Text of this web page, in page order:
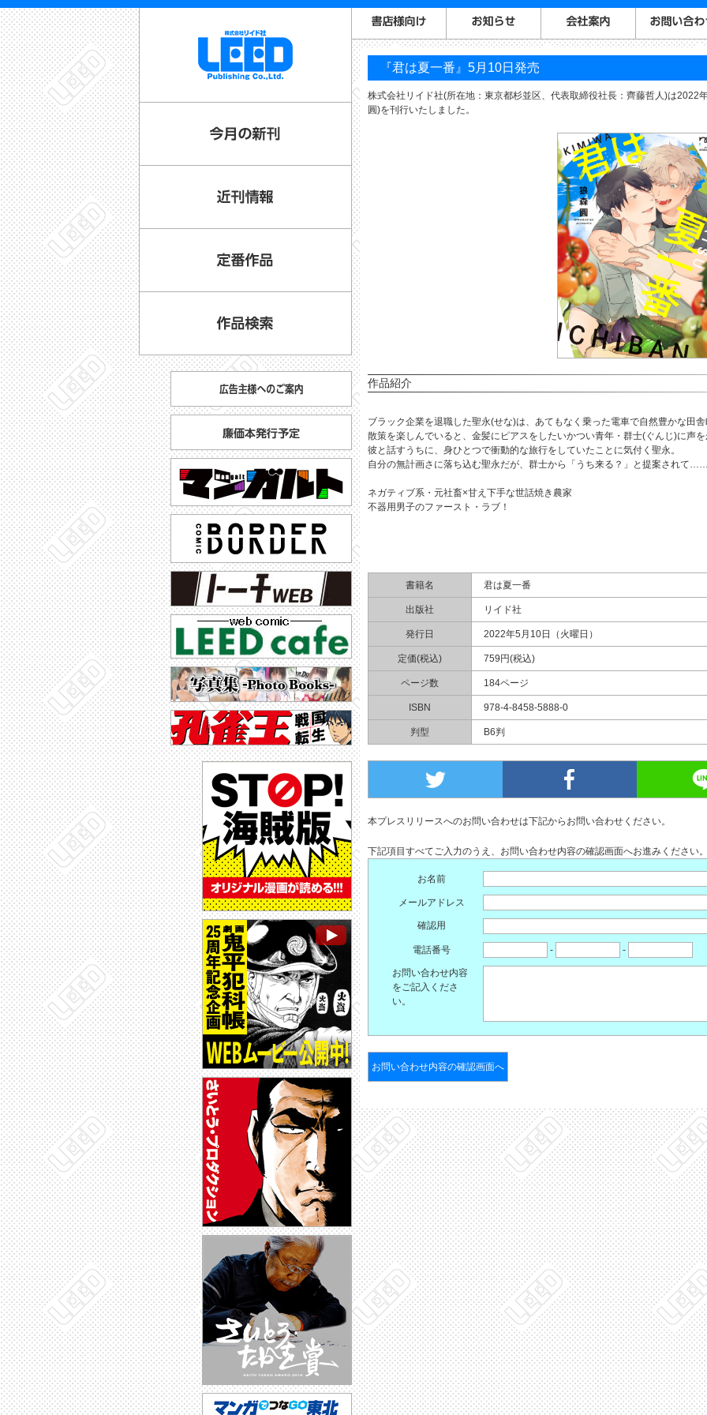
『君は夏一番』5月10日発売
株式会社リイド社(所在地：東京都杉並区、代表取締役社長：齊藤哲人)は2022
圓)を刊行いたしました。
作品紹介
ブラック企業を退職した聖永(せな)は、あてもなく乗った電車で自然豊かな田
散策を楽しんでいると、金髪にピアスをしたいかつい青年・群士(ぐんじ)に声
彼と話すうちに、身ひとつで衝動的な旅行をしていたことに気付く聖永。
自分の無計画さに落ち込む聖永だが、群士から「うち来る？」と提案されて
ネガティブ系・元社畜×甘え下手な世話焼き農家
不器用男子のファースト・ラブ！
書籍名 君は夏一番
出版社 リイド社
発行日 2022年5月10日（火曜日）
定価(税込) 759円(税込)
ページ数 184ページ
ISBN 978-4-8458-5888-0
判型 B6判
本プレスリリースへのお問い合わせは下記からお問い合わせください。
下記項目すべてご入力のうえ、お問い合わせ内容の確認画面へお進みください
お名前
メールアドレス
確認用
電話番号 - -
お問い合わせ内容
をご記入くださ
い。